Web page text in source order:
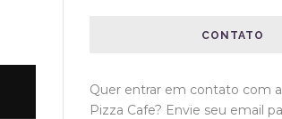
CONTATO
Quer entrar em contato com
Pizza Cafe? Envie seu email